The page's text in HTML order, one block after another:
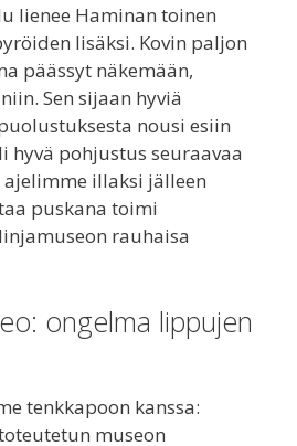
lienee Haminan toinen
lisäksi. Kovin paljon
päässyt näkemään,
Sen sijaan hyviä
nousi esiin
hyvä pohjustus seuraavaa
illaksi jälleen
puskana toimi
rauhaisa
ongelma lippujen
tenkkapoon kanssa:
museon